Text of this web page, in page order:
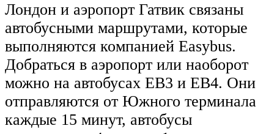
Лондон и аэропорт Гатвик связаны
автобусными маршрутами, которые
выполняются компанией Easybus.
Добраться в аэропорт или наоборот
можно на автобусах ЕВ3 и ЕВ4. Они
отправляются от Южного терминала
каждые 15 минут, автобусы